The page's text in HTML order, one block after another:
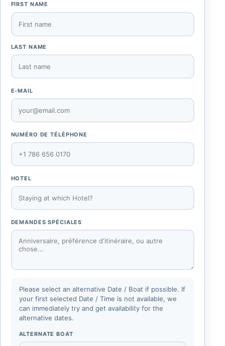
FIRST NAME
LAST NAME
E-MAIL
NUMÉRO DE TÉLÉPHONE
HOTEL
DEMANDES SPÉCIALES
Please select an alternative Date / Boat if possible. If
your first selected Date / Time is not available, we
can immediately try and get availability for the
alternative dates.
ALTERNATE BOAT